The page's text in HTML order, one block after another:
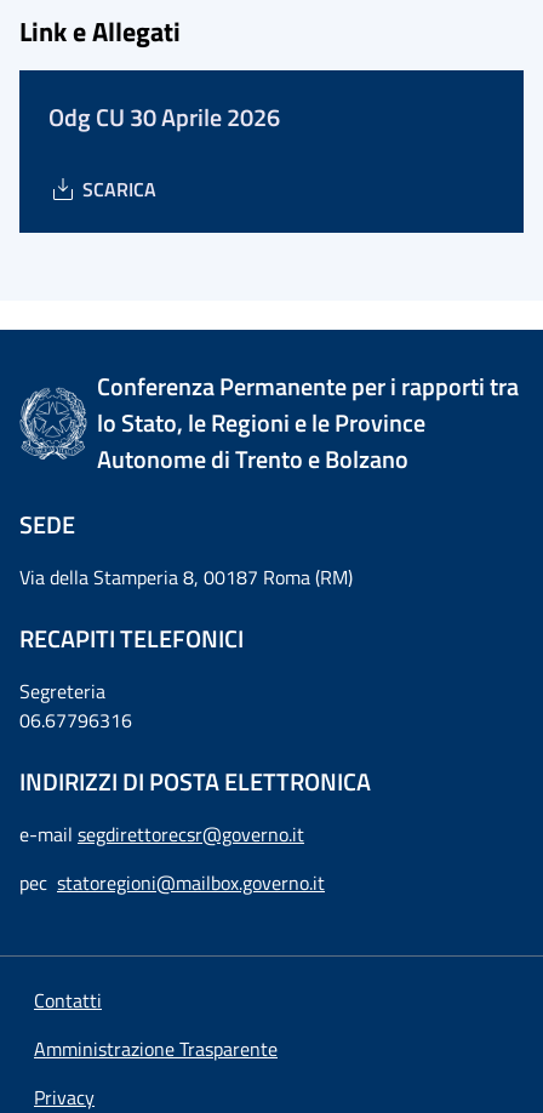
Link e Allegati
Odg CU 30 Aprile 2026
SCARICA
Conferenza Permanente per i rapporti tra
lo Stato, le Regioni e le Province
Autonome di Trento e Bolzano
SEDE
Via della Stamperia 8, 00187 Roma (RM)
RECAPITI TELEFONICI
Segreteria
06.67796316
INDIRIZZI DI POSTA ELETTRONICA
e-mail segdirettorecsr@governo.it
pec statoregioni@mailbox.governo.it
Contatti
Amministrazione Trasparente
Privacy